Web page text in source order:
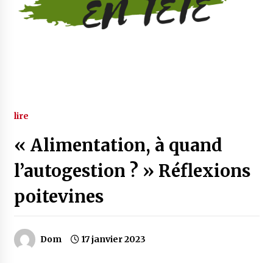
lire
« Alimentation, à quand
l’autogestion ? » Réflexions
poitevines
Dom 17 janvier 2023